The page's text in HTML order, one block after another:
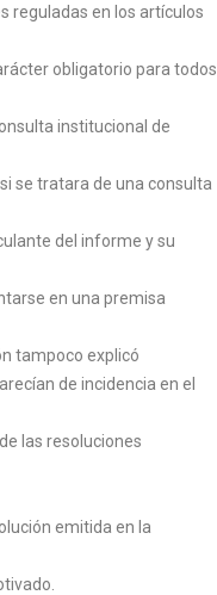
reguladas en los artículos
obligatorio para todos
institucional de
se tratara de una consulta
del informe y su
en una premisa
tampoco explicó
de incidencia en el
las resoluciones
emitida en la